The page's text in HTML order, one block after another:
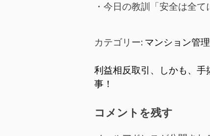
・今日の教訓「安全は全て
カテゴリー: マンション管
投
稿
ナ
利益相反取引、しかも、手
事！
コメントを残す